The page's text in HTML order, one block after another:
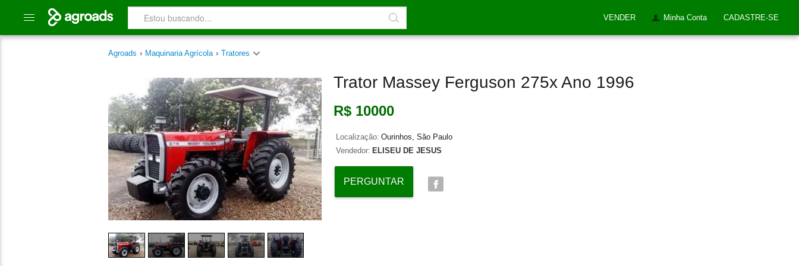
VENDER Minha Conta CADASTRE-SE
Agroads › Maquinaria Agrícola › Tratores
Trator Massey Ferguson 275x Ano 1996
R$ 10000
Localização: Ourinhos, São Paulo
Vendedor: ELISEU DE JESUS
PERGUNTAR